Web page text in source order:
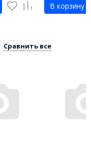
В корзину
Сравнить все